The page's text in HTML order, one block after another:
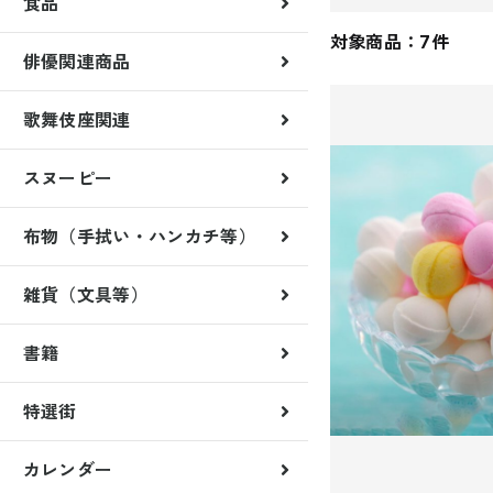
俳優関連商品
歌舞伎座関連
スヌーピー 月替クリアファイル
布物（手拭い・ハンカチ等）
雑貨（文具等）
書籍
特選街
カレンダー
対象商品：7件